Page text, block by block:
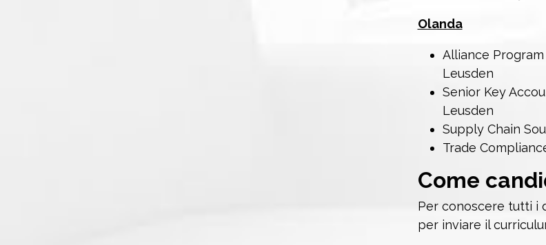
Olanda
Alliance
Leusden
Senior Key
Leusden
Supply Chain
Trade
Come
Per conoscere tutti i
per inviare il